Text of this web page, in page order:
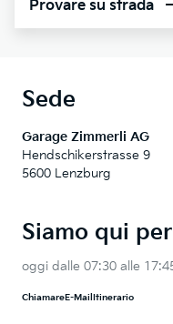
Provare su strada
Sede
Garage Zimmerli AG
Hendschikerstrasse 9
5600 Lenzburg
Siamo qui
oggi dalle 07:30 alle
ChiamareE-Mail Itinerario